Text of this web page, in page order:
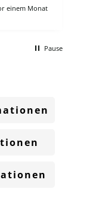
einem Monat
Pause